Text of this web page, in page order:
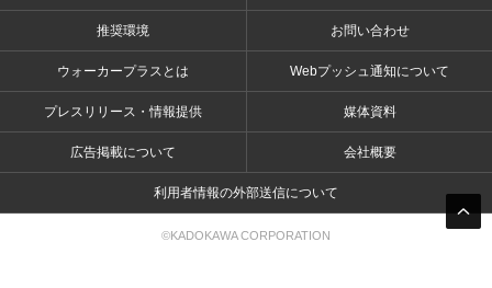
推奨環境 お問い合わせ
ウォーカープラスとは Webプッシュ通知について
プレスリリース・情報提供 媒体資料
広告掲載について 会社概要
利用者情報の外部送信について
©KADOKAWA CORPORATION